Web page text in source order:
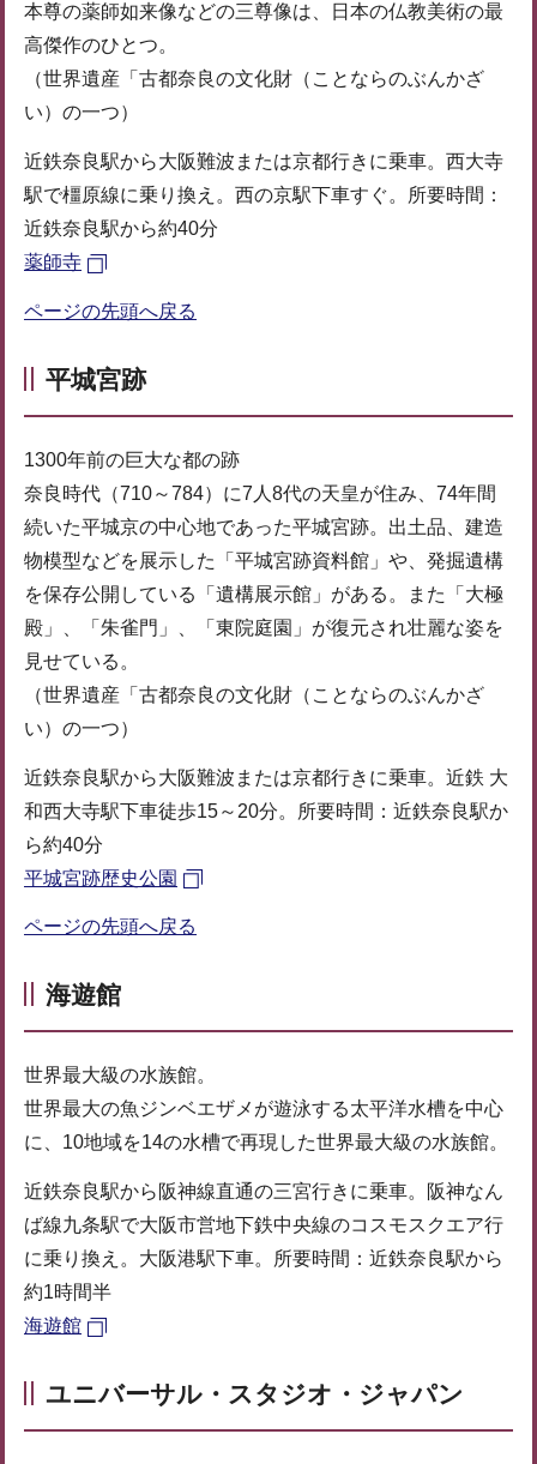
本尊の薬師如来像などの三尊像は、日本の仏教美術の最
高傑作のひとつ。
（世界遺産「古都奈良の文化財（ことならのぶんかざ
い）の一つ）
近鉄奈良駅から大阪難波または京都行きに乗車。西大寺
駅で橿原線に乗り換え。西の京駅下車すぐ。所要時間：
近鉄奈良駅から約40分
薬師寺
ページの先頭へ戻る
平城宮跡
1300年前の巨大な都の跡
奈良時代（710～784）に7人8代の天皇が住み、74年間
続いた平城京の中心地であった平城宮跡。出土品、建造
物模型などを展示した「平城宮跡資料館」や、発掘遺構
を保存公開している「遺構展示館」がある。また「大極
殿」、「朱雀門」、「東院庭園」が復元され壮麗な姿を
見せている。
（世界遺産「古都奈良の文化財（ことならのぶんかざ
い）の一つ）
近鉄奈良駅から大阪難波または京都行きに乗車。近鉄 大
和西大寺駅下車徒歩15～20分。所要時間：近鉄奈良駅か
ら約40分
平城宮跡歴史公園
ページの先頭へ戻る
海遊館
世界最大級の水族館。
世界最大の魚ジンベエザメが遊泳する太平洋水槽を中心
に、10地域を14の水槽で再現した世界最大級の水族館。
近鉄奈良駅から阪神線直通の三宮行きに乗車。阪神なん
ば線九条駅で大阪市営地下鉄中央線のコスモスクエア行
に乗り換え。大阪港駅下車。所要時間：近鉄奈良駅から
約1時間半
海遊館
ユニバーサル・スタジオ・ジャパン